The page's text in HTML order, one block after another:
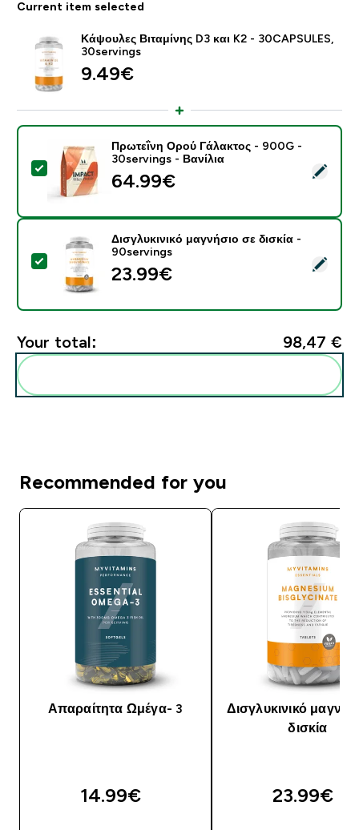
Current item selected
Κάψουλες Βιταμίνης D3 και K2 - 30CAPSULES,
30servings
9.49€‎
Select this product - Πρωτεΐνη Ορού Γάλακτος -
Πρωτεΐνη Ορού Γάλακτος - 900G -
30servings - Βανίλια
64.99€‎
Select this product - Δισγλυκινικό μαγνήσιο σε
Δισγλυκινικό μαγνήσιο σε δισκία -
90servings
23.99€‎
Your total: 98,47 €‎
Recommended for you
Απαραίτητα Ωμέγα- 3
14.99€‎
Δισγλυκινικό
δισκία
23.99€‎